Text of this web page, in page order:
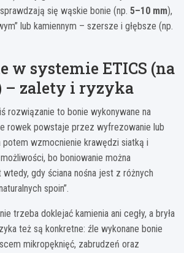
się wąskie bonie (np. 5–10 mm),
lub kamiennym – szersze i głębsze (np.
w systemie ETICS (na
– zalety i ryzyka
rozwiązanie to bonie wykonywane na
rowek powstaje przez wyfrezowanie lub
potem wzmocnienie krawędzi siatką i
bo boniowanie można
gdy ściana nośna jest z różnych
spoin”.
trzeba doklejać kamienia ani cegły, a bryła
też są konkretne: źle wykonane bonie
mikropęknięć, zabrudzeń oraz